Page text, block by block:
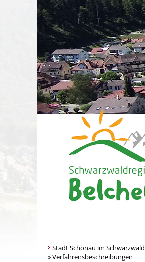
Stadt Schönau im Schwarzwald
»Verfahrensbeschreibungen